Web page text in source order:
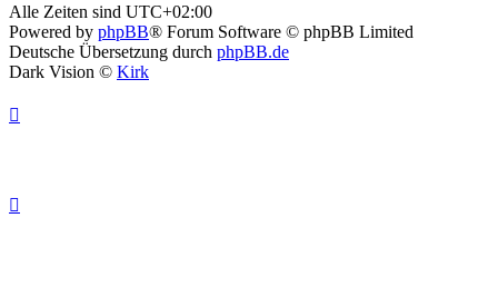
Alle Zeiten sind UTC+02:00
Powered by phpBB® Forum Software © phpBB Limited
Deutsche Übersetzung durch phpBB.de
Dark Vision © Kirk